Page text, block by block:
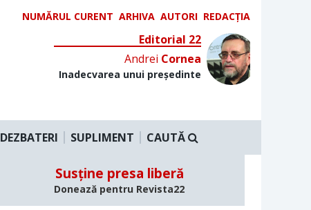
NUMĂRUL CURENT ARHIVA AUTORI REDACȚIA
Editorial 22
Andrei Cornea
Inadecvarea unui președinte
DEZBATERI SUPLIMENT CAUTĂ
Susține presa liberă
Donează pentru Revista22